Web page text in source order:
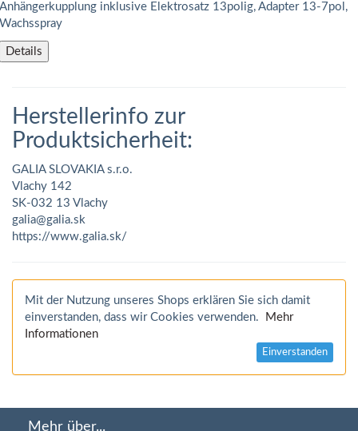
Anhängerkupplung inklusive Elektrosatz 13polig, Adapter 13-7pol,
Wachsspray
Details
Herstellerinfo zur
Produktsicherheit:
GALIA SLOVAKIA s.r.o.
Vlachy 142
SK-032 13 Vlachy
galia@galia.sk
https://www.galia.sk/
Mit der Nutzung unseres Shops erklären Sie sich damit
einverstanden, dass wir Cookies verwenden.
Mehr
Informationen
Einverstanden
Mehr über...